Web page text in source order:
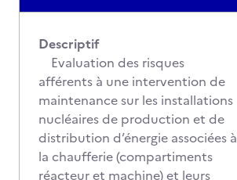
Descriptif
Evaluation des risques
afférents à une intervention de
maintenance sur les installations
nucléaires de production et de
distribution d’énergie associées à
la chaufferie (compartiments
réacteur et machine) et leurs